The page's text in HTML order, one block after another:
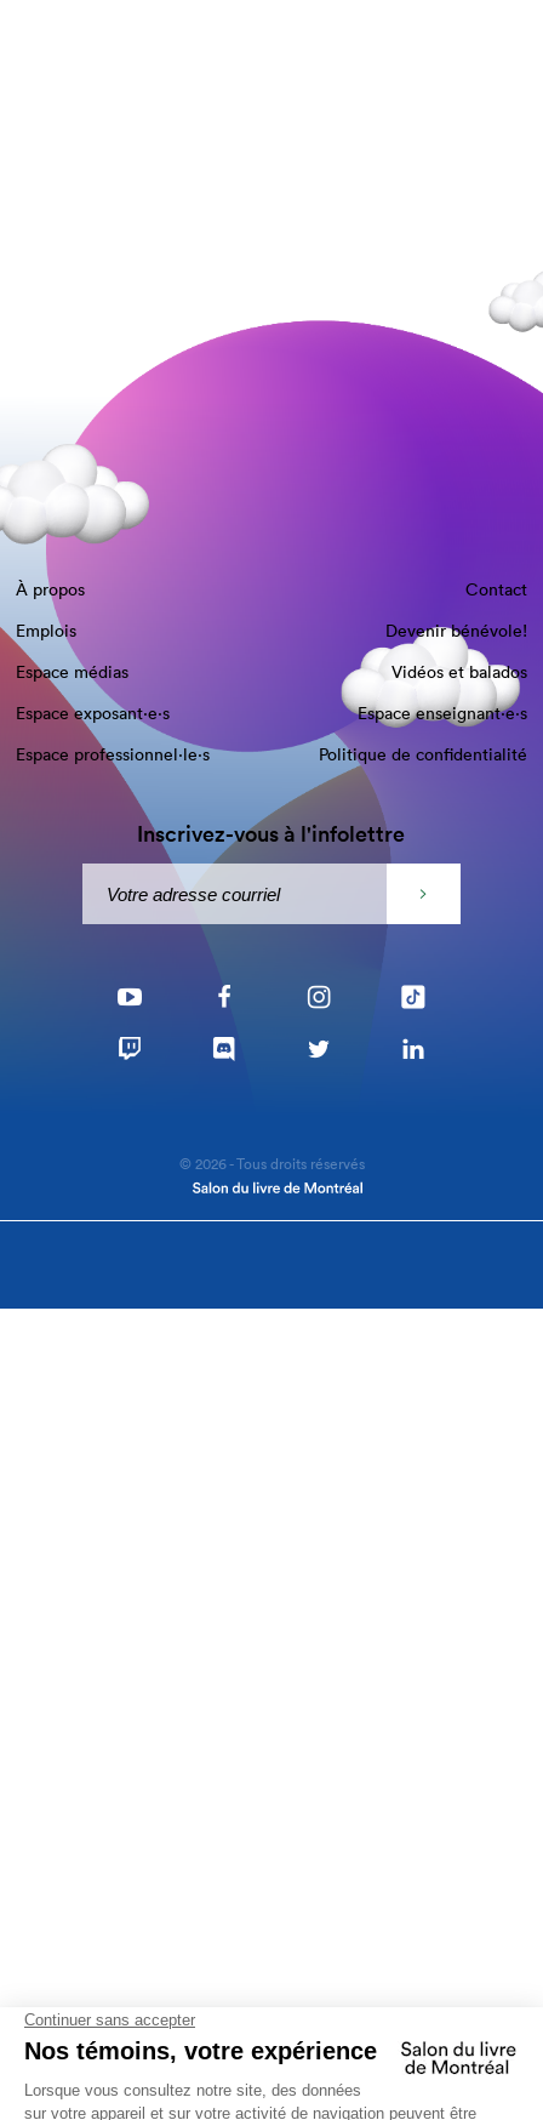
À propos
Contact
Emplois
Devenir bénévole!
Espace médias
Vidéos et balados
Espace exposant·e⋅s
Espace enseignant·e⋅s
Espace professionnel·le⋅s
Politique de confidentialité
Inscrivez-vous à l'infolettre
© 2026 - Tous droits réservés